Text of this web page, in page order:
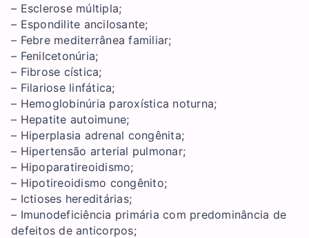
– Esclerose múltipla;
– Espondilite ancilosante;
– Febre mediterrânea familiar;
– Fenilcetonúria;
– Fibrose cística;
– Filariose linfática;
– Hemoglobinúria paroxística noturna;
– Hepatite autoimune;
– Hiperplasia adrenal congênita;
– Hipertensão arterial pulmonar;
– Hipoparatireoidismo;
– Hipotireoidismo congênito;
– Ictioses hereditárias;
– Imunodeficiência primária com predominância de
defeitos de anticorpos;